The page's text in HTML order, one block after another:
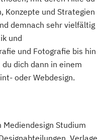
Konzepte und Strategien
demnach sehr vielfältig
und
und Fotografie bis hin
dich dann in einem
oder Webdesign.
Studium
Verlage